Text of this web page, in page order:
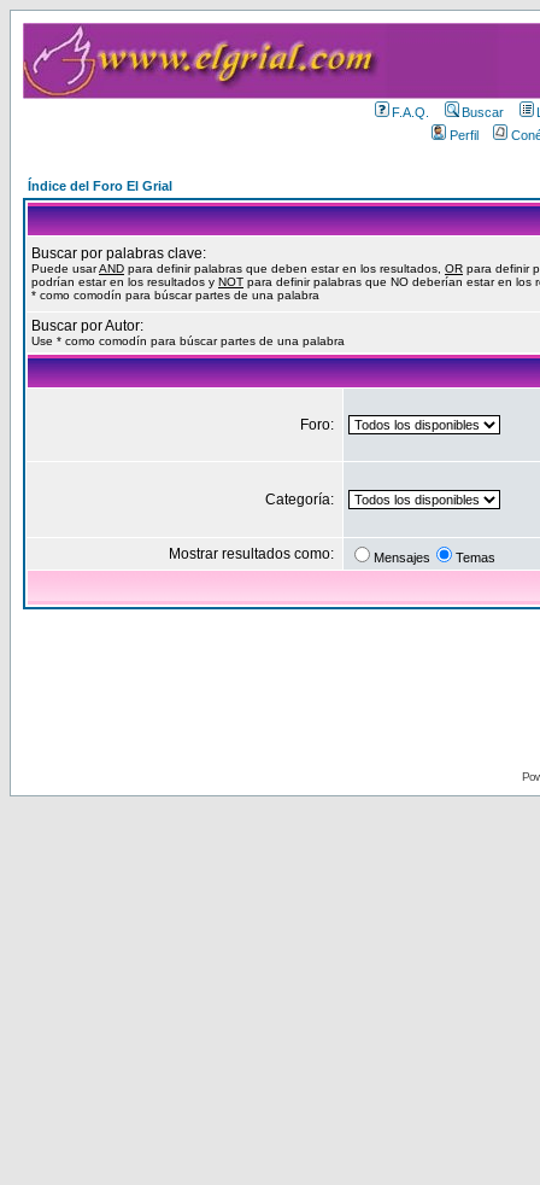
F.A.Q. Buscar
Perfil
Índice del Foro El Grial
Buscar por palabras clave:
Puede usarAND para definir palabras que deben estar en los resultados, OR para definir
podrían estar en los resultados y NOT para definir palabras que NO deberían estar en los
* como comodín para búscar partes de una palabra
Buscar por Autor:
Use * como comodín para búscar partes de una palabra
Foro:
Categoría:
Mostrar resultados como: Mensajes Temas